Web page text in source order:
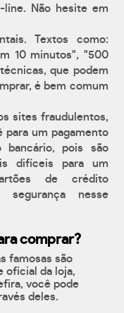
line. Não hesite em
Textos como:
10 minutos", "500
que podem
é bem comum
sites fraudulentos,
para um pagamento
pois são
difíceis para um
de crédito
segurança nesse
comprar?
famosas são
oficial da loja,
você pode
deles.